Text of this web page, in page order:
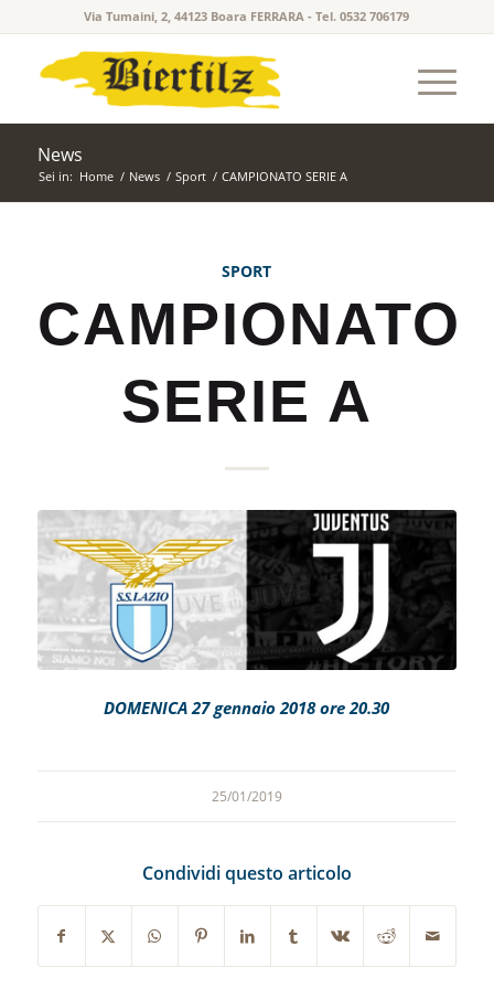
Via Tumaini, 2, 44123 Boara FERRARA - Tel. 0532 706179
News
Sei in: Home / News / Sport / CAMPIONATO SERIE A
SPORT
CAMPIONATO
SERIE A
DOMENICA 27 gennaio 2018 ore 20.30
25/01/2019
Condividi questo articolo